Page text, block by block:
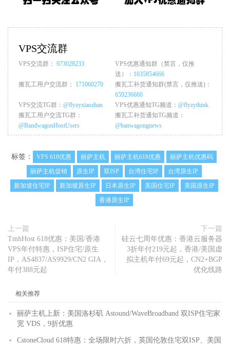
VPS交流群
VPS交流群： 973028233
VPS优惠通知群（禁言，仅推
送）： 1035854666
搬瓦工用户交流群： 171060270
搬瓦工补货通知群(禁言，仅推送)：
659236660
VPS交流TG群： @flyzyxiaozhan VPS优惠通知TG频道： @flyzythink
搬瓦工用户交流TG群：
@BandwagonHostUsers
搬瓦工补货通知TG频道：
@banwagongnews
标签： VPS 618优惠 丽萨主机 丽萨主机618优惠
丽萨主机优惠码
丽萨主机促销
原生IP 双ISP 台湾住宅IP
台湾原生IP
新加坡住宅IP
新加坡原生IP 日本原生IP 美国住宅IP
美国原生IP
香港原生IP
上一篇
TmhHost 618优惠：美国/香港
VPS年付特惠，ISP住宅/原生
IP，AS4837/AS9929/CN2 GIA，
年付388元起
下一篇
硅云七周年优惠：香港云服务器
3折年付219元起，香港/美国虚
拟主机年付69元起，CN2+BGP
优化线路
相关推荐
丽萨主机上新：美国洛杉矶 Astound/WaveBroadband 双ISP住宅家
宽 VDS，9折优惠
CstoneCloud 618特惠：全场限时六折，英国伦敦住宅双ISP、美国